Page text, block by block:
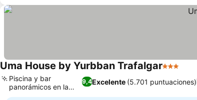
Uma House by Yurbban Trafalgar3 Estrellas
9,4Excelente (5.701 puntuaciones)
Piscina y bar
panorámicos en la
azotea